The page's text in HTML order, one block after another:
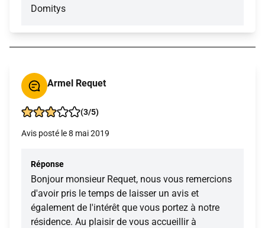
Domitys
Armel Requet
(3/5)
Avis posté le 8 mai 2019
Réponse
Bonjour monsieur Requet, nous vous remercions
d'avoir pris le temps de laisser un avis et
également de l'intérêt que vous portez à notre
résidence. Au plaisir de vous accueillir à